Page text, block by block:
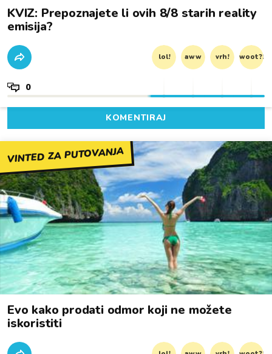
KVIZ: Prepoznajete li ovih 8/8 starih reality
emisija?
lol! aww vrh! woot?!
0
KOMENTIRAJ
VINTED ZA PUTOVANJA
Evo kako prodati odmor koji ne možete
iskoristiti